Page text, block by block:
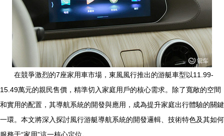
在競爭激烈的7座家用車市場，東風風行推出的游艇車型以11.99-
15.49萬元的親民售價，精準切入家庭用戶的核心需求。除了寬敞的空間
和實用的配置，其導航系統的開發與應用，成為提升家庭出行體驗的關鍵
一環。本文將深入探討風行游艇導航系統的開發邏輯、技術特色及其如何